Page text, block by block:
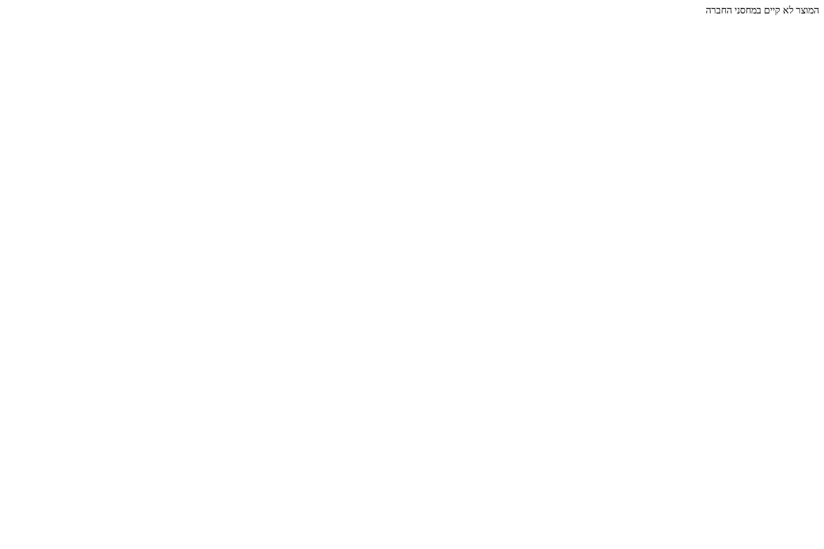
המוצר לא קיים במחסני החברה